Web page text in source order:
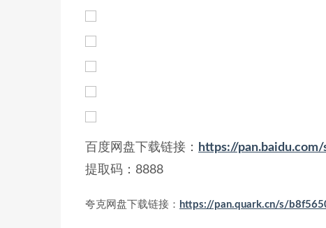
百度网盘下载链接：
https://
提取码：8888
夸克网盘下载链接： https://pan.quark.cn/s/